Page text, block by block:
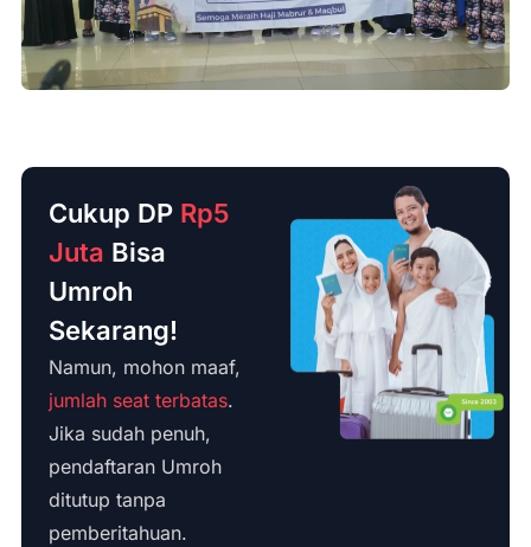
Cukup DP Rp5
Juta Bisa
Umroh
Sekarang!
Namun, mohon maaf,
jumlah seat terbatas.
Jika sudah penuh,
pendaftaran Umroh
ditutup tanpa
pemberitahuan.